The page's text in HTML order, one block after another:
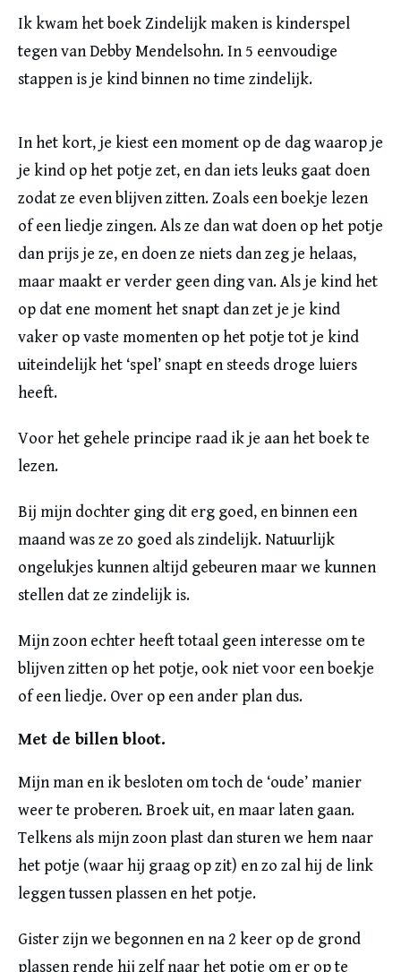
Ik kwam het boek Zindelijk maken is kinderspel
tegen van Debby Mendelsohn. In 5 eenvoudige
stappen is je kind binnen no time zindelijk.
In het kort, je kiest een moment op de dag waarop je
je kind op het potje zet, en dan iets leuks gaat doen
zodat ze even blijven zitten. Zoals een boekje lezen
of een liedje zingen. Als ze dan wat doen op het potje
dan prijs je ze, en doen ze niets dan zeg je helaas,
maar maakt er verder geen ding van. Als je kind het
op dat ene moment het snapt dan zet je je kind
vaker op vaste momenten op het potje tot je kind
uiteindelijk het ‘spel’ snapt en steeds droge luiers
heeft.
Voor het gehele principe raad ik je aan het boek te
lezen.
Bij mijn dochter ging dit erg goed, en binnen een
maand was ze zo goed als zindelijk. Natuurlijk
ongelukjes kunnen altijd gebeuren maar we kunnen
stellen dat ze zindelijk is.
Mijn zoon echter heeft totaal geen interesse om te
blijven zitten op het potje, ook niet voor een boekje
of een liedje. Over op een ander plan dus.
Met de billen bloot.
Mijn man en ik besloten om toch de ‘oude’ manier
weer te proberen. Broek uit, en maar laten gaan.
Telkens als mijn zoon plast dan sturen we hem naar
het potje (waar hij graag op zit) en zo zal hij de link
leggen tussen plassen en het potje.
Gister zijn we begonnen en na 2 keer op de grond
plassen rende hij zelf naar het potje om er op te